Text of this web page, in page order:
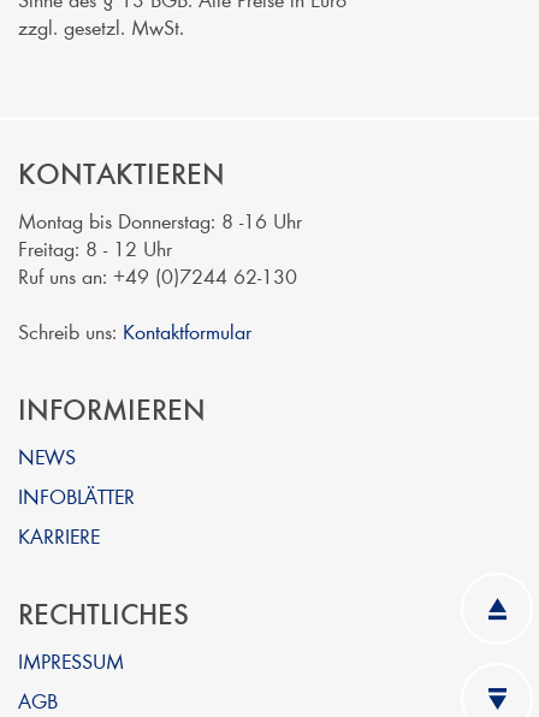
zzgl. gesetzl. MwSt.
KONTAKTIEREN
Montag bis Donnerstag: 8 -16 Uhr
Freitag: 8 - 12 Uhr
Ruf uns an: +49 (0)7244 62-130
Schreib uns: Kontaktformular
INFORMIEREN
NEWS
INFOBLÄTTER
KARRIERE
RECHTLICHES
IMPRESSUM
AGB